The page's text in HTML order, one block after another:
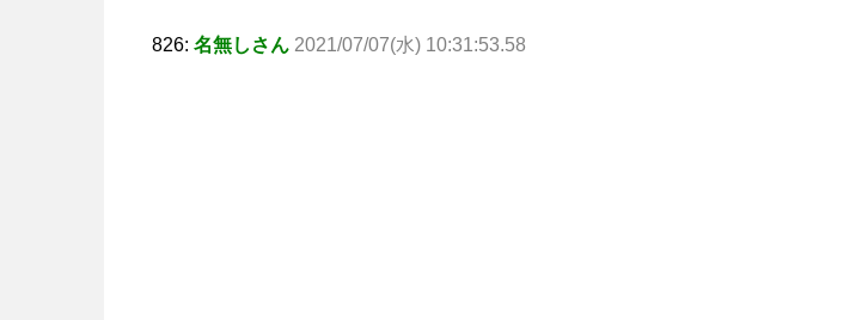
826: 名無しさん 2021/07/07(水) 10:31:53.58